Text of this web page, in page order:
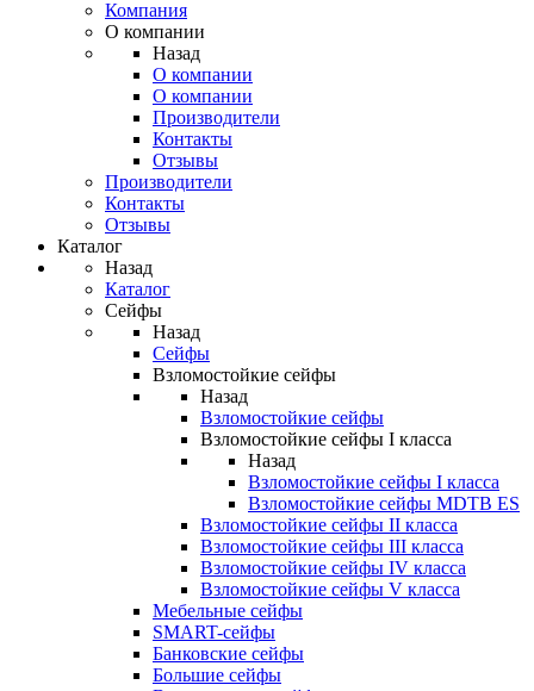
Компания
О компании
Назад
О компании
О компании
Производители
Контакты
Отзывы
Производители
Контакты
Отзывы
Каталог
Назад
Каталог
Сейфы
Назад
Сейфы
Взломостойкие сейфы
Назад
Взломостойкие сейфы
Взломостойкие сейфы I класса
Назад
Взломостойкие сейфы I класса
Взломостойкие сейфы MDTB ES
Взломостойкие сейфы II класса
Взломостойкие сейфы III класса
Взломостойкие сейфы IV класса
Взломостойкие сейфы V класса
Мебельные сейфы
SMART-сейфы
Банковские сейфы
Большие сейфы